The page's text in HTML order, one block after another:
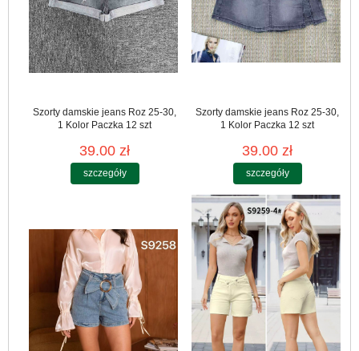
Szorty damskie jeans Roz 25-30,
1 Kolor Paczka 12 szt
39.00 zł
szczegóły
Szorty damskie jeans Roz 25-30,
1 Kolor Paczka 12 szt
39.00 zł
szczegóły